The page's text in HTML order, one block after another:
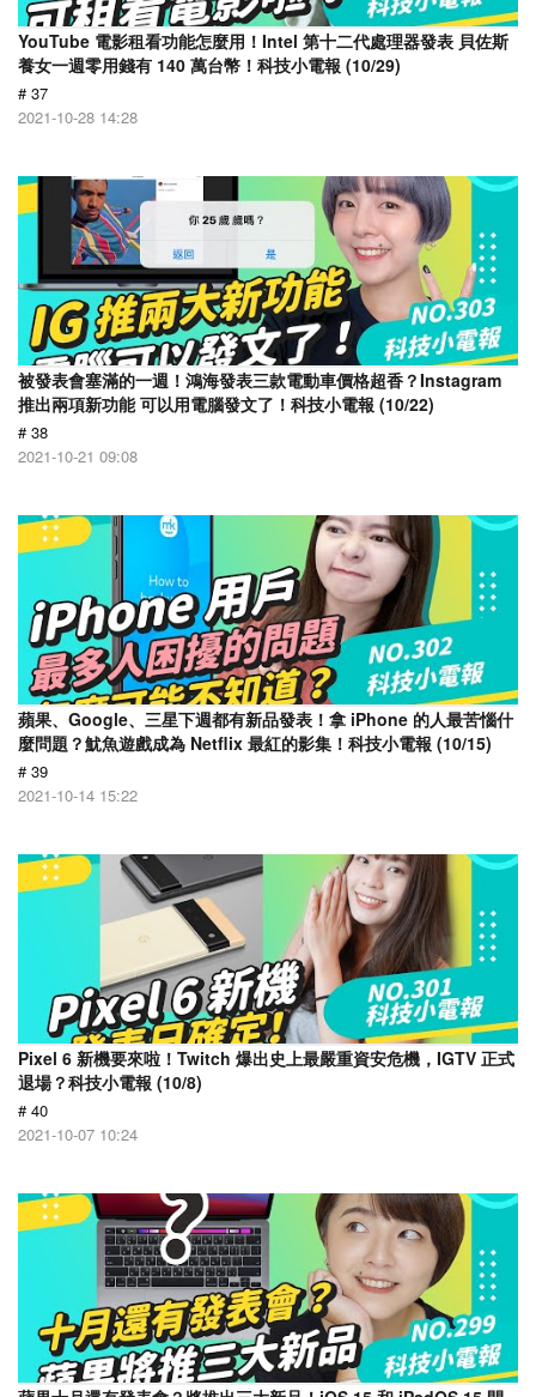
YouTube 電影租看功能怎麼用！Intel 第十二代處理器發表 貝佐斯
養女一週零用錢有 140 萬台幣！科技小電報 (10/29)
# 37
2021-10-28 14:28
被發表會塞滿的一週！鴻海發表三款電動車價格超香？Instagram
推出兩項新功能 可以用電腦發文了！科技小電報 (10/22)
# 38
2021-10-21 09:08
蘋果、Google、三星下週都有新品發表！拿 iPhone 的人最苦惱什
麼問題？魷魚遊戲成為 Netflix 最紅的影集！科技小電報 (10/15)
# 39
2021-10-14 15:22
Pixel 6 新機要來啦！Twitch 爆出史上最嚴重資安危機，IGTV 正式
退場？科技小電報 (10/8)
# 40
2021-10-07 10:24